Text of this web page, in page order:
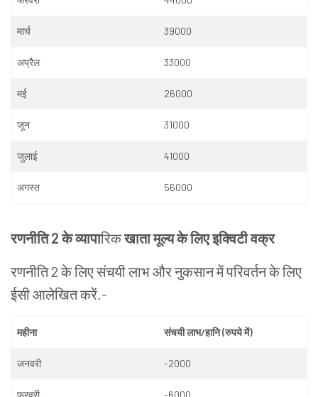
मार्च 39000
अप्रैल 33000
मई 26000
जून 31000
जुलाई 41000
अगस्त 56000
रणनीति2केव्यापारिकखाता मूल्यकेलिएइक्विटीवक्र
रणनीति2केलिएसंचयीलाभऔरनुकसानमेंपरिवर्तनकेलिए
ईसी आलेखित करें.-
महीना संचयीलाभ/हानि(रुपयेमें)
जनवरी -2000
फरवरी -6000